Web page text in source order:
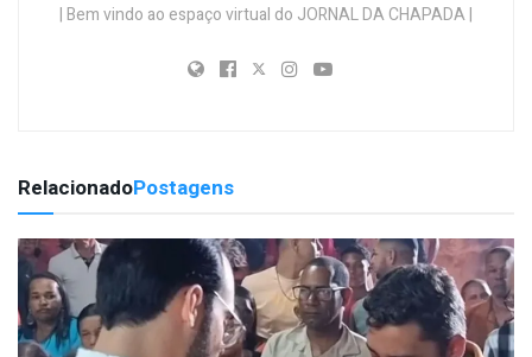
| Bem vindo ao espaço virtual do JORNAL DA CHAPADA |
RelacionadoPostagens